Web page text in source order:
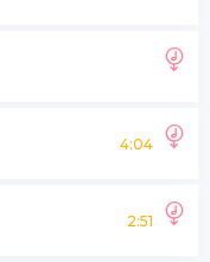
4:04
2:51